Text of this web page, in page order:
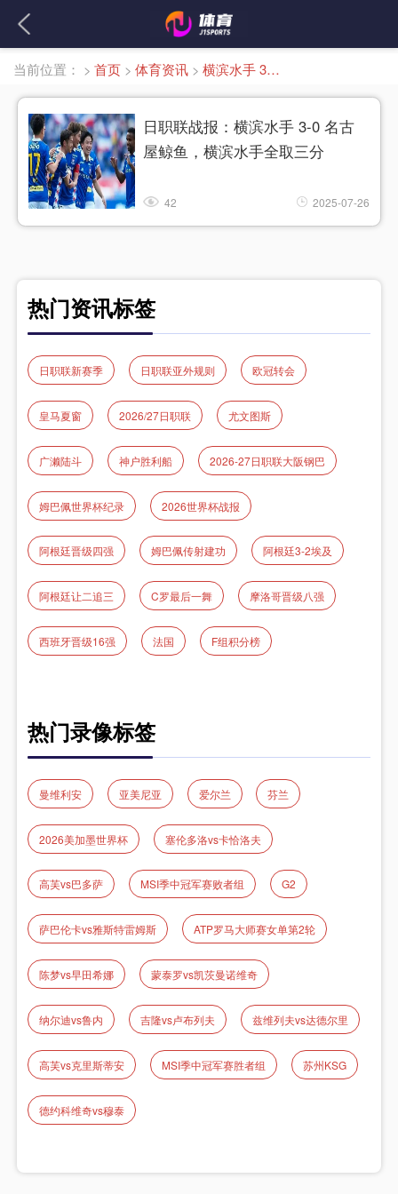
当前位置： > 首页 > 体育资讯 > 横滨水手 3-0 名古屋鲸鱼
日职联战报：横滨水手 3-0 名古
屋鲸鱼，横滨水手全取三分
42 2025-07-26
热门资讯标签
日职联新赛季 日职联亚外规则 欧冠转会
皇马夏窗 2026/27日职联 尤文图斯
广濑陆斗 神户胜利船 2026-27日职联大阪钢巴
姆巴佩世界杯纪录 2026世界杯战报
阿根廷晋级四强 姆巴佩传射建功 阿根廷3-2埃及
阿根廷让二追三 C罗最后一舞 摩洛哥晋级八强
西班牙晋级16强 法国 F组积分榜
热门录像标签
曼维利安 亚美尼亚 爱尔兰 芬兰
2026美加墨世界杯 塞伦多洛vs卡恰洛夫
高芙vs巴多萨 MSI季中冠军赛败者组 G2
萨巴伦卡vs雅斯特雷姆斯 ATP罗马大师赛女单第2轮
陈梦vs早田希娜 蒙泰罗vs凯茨曼诺维奇
纳尔迪vs鲁内 吉隆vs卢布列夫 兹维列夫vs达德尔里
高芙vs克里斯蒂安 MSI季中冠军赛胜者组 苏州KSG
德约科维奇vs穆泰